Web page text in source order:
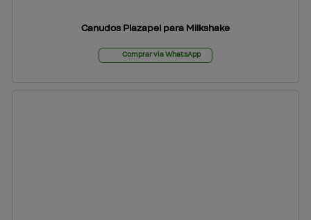
Canudos Plazapel para Milkshake
Comprar via WhatsApp